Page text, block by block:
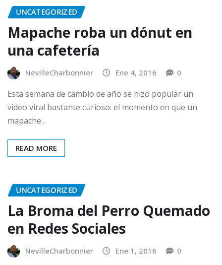
UNCATEGORIZED
Mapache roba un dónut en
una cafetería
NevilleCharbonnier Ene 4, 2016 0
Esta semana de cambio de año se hizo popular un
video viral bastante curioso: el momento en que un
mapache…
READ MORE
UNCATEGORIZED
La Broma del Perro Quemado
en Redes Sociales
NevilleCharbonnier Ene 1, 2016 0